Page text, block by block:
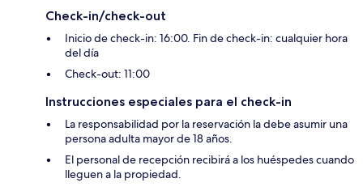
Check-in/check-out
Inicio de check-in: 16:00. Fin de check-in: cualquier hora
del día
Check-out: 11:00
Instrucciones especiales para el check-in
La responsabilidad por la reservación la debe asumir una
persona adulta mayor de 18 años.
El personal de recepción recibirá a los huéspedes cuando
lleguen a la propiedad.